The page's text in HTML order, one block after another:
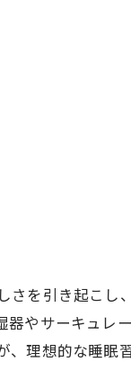
さを引き起こし
やサーキュレ
理想的な睡眠習